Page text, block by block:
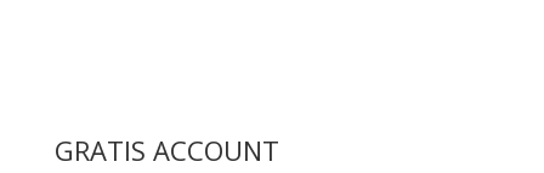
GRATIS ACCOUNT